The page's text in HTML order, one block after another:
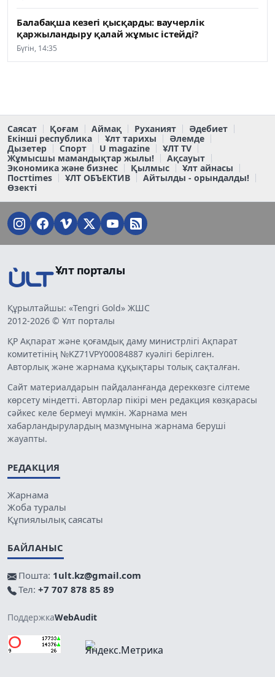
Балабақша кезегі қысқарды: ваучерлік
қаржыландыру қалай жұмыс істейді?
Бүгін, 14:35
Саясат Қоғам Аймақ Руханият
Әдебиет
Екінші республика
Ұлт тарихы
Әлемде
Дызетер
Спорт U magazine
ҰЛТ TV
Жұмысшы мамандықтар жылы!
Ақсауыт
Экономика және бизнес
Қылмыс
Ұлт айнасы
Постtimes
ҰЛТ ОБЪЕКТИВ
Айтылды - орындалды!
Өзекті
Ұлт порталы
Құрылтайшы: «Tengri Gold» ЖШС
2012-2026 © Ұлт порталы
ҚР Ақпарат және қоғамдық даму министрлігі Ақпарат
комитетінің №KZ71VPY00084887 куәлігі берілген.
Авторлық және жарнама құқықтары толық сақталған.
Сайт материалдарын пайдаланғанда дереккөзге сілтеме
көрсету міндетті. Авторлар пікірі мен редакция көзқарасы
сәйкес келе бермеуі мүмкін. Жарнама мен
хабарландырулардың мазмұнына жарнама беруші
жауапты.
РЕДАКЦИЯ
Жарнама
Жоба туралы
Құпиялылық саясаты
БАЙЛАНЫС
Пошта: 1ult.kz@gmail.com
Тел: +7 707 878 85 89
ПоддержкаWebAudit